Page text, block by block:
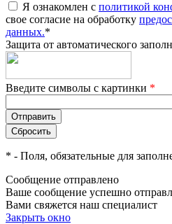
Я ознакомлен с политикой
свое согласие на обработку
данных.*
Защита от автоматического
Введите символы с картинки *
* - Поля, обязательные для
Сообщение отправлено
Ваше сообщение успешно
Вами свяжется наш специалист
Закрыть окно